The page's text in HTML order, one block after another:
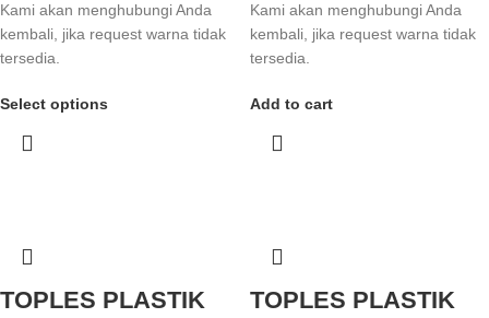
Kami akan menghubungi Anda
kembali, jika request warna tidak
tersedia.
Select options
Kami akan menghubungi Anda
kembali, jika request warna tidak
tersedia.
Add to cart
TOPLES PLASTIK
TOPLES PLASTIK